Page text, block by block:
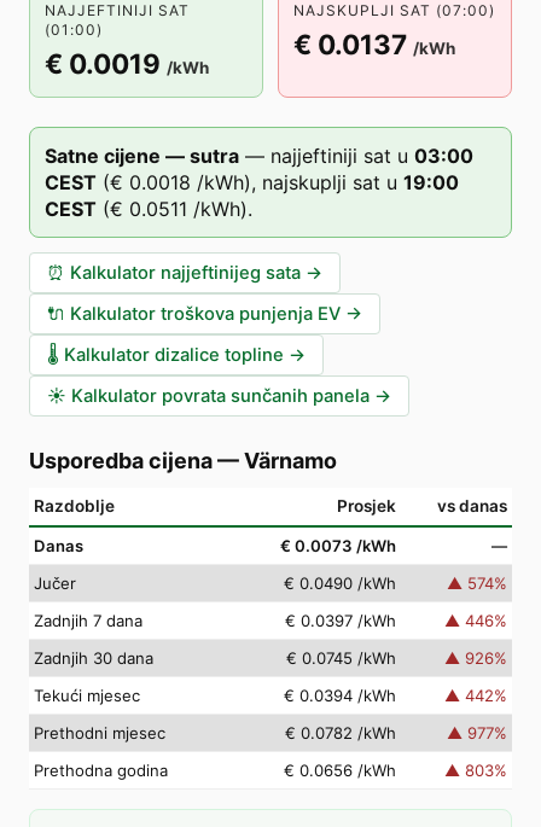
NAJJEFTINIJI SAT
(01:00)
€ 0.0019 /kWh
NAJSKUPLJI SAT (07:00)
€ 0.0137 /kWh
Satne cijene — sutra — najjeftiniji sat u 03:00
CEST (€ 0.0018 /kWh), najskuplji sat u 19:00
CEST (€ 0.0511 /kWh).
⏰ Kalkulator najjeftinijeg sata →
🔌 Kalkulator troškova punjenja EV →
🌡️ Kalkulator dizalice topline →
☀️ Kalkulator povrata sunčanih panela →
Usporedba cijena—Värnamo
Razdoblje Prosjek vs danas
Danas € 0.0073 /kWh
—
Jučer
€ 0.0490 /kWh ▲ 574%
Zadnjih 7 dana
€ 0.0397 /kWh ▲ 446%
Zadnjih 30 dana
€ 0.0745 /kWh ▲ 926%
Tekući mjesec
€ 0.0394 /kWh ▲ 442%
Prethodni mjesec
€ 0.0782 /kWh ▲ 977%
Prethodna godina
€ 0.0656 /kWh ▲ 803%